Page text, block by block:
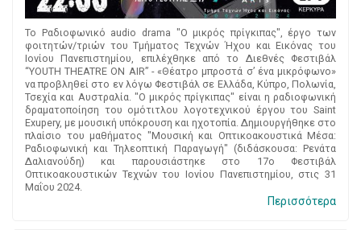
Το Ραδιοφωνικό audio drama "Ο μικρός πρίγκιπας", έργο των
φοιτητών/τριών του Τμήματος Τεχνών Ήχου και Εικόνας του
Ιονίου Πανεπιστημίου, επιλέχθηκε από το Διεθνές Φεστιβάλ
“YOUTH THEATRE ON AIR” - «Θέατρο μπροστά σ’ ένα μικρόφωνο»
να προβληθεί στο εν λόγω Φεστιβάλ σε Ελλάδα, Κύπρο, Πολωνία,
Τσεχία και Αυστραλία. "Ο μικρός πρίγκιπας" είναι η ραδιοφωνική
δραματοποίηση του ομότιτλου λογοτεχνικού έργου του Saint
Exupery, με μουσική υπόκρουση και ηχοτοπία. Δημιουργήθηκε στο
πλαίσιο του μαθήματος "Μουσική και Οπτικοακουστικά Μέσα:
Ραδιοφωνική και Τηλεοπτική Παραγωγή" (διδάσκουσα: Ρενάτα
Δαλιανούδη) και παρουσιάστηκε στο 17ο Φεστιβάλ
Οπτικοακουστικών Τεχνών του Ιονίου Πανεπιστημίου, στις 31
Μαΐου 2024.
Περισσότερα